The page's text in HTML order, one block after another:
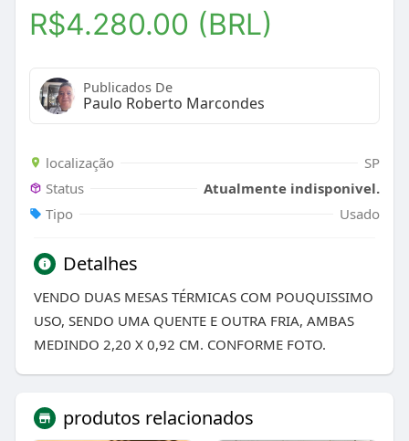
R$4.280.00 (BRL)
Publicados De
Paulo Roberto Marcondes
localização
SP
Status
Atualmente indisponivel.
Tipo
Usado
Detalhes
VENDO DUAS MESAS TÉRMICAS COM POUQUISSIMO
USO, SENDO UMA QUENTE E OUTRA FRIA, AMBAS
MEDINDO 2,20 X 0,92 CM. CONFORME FOTO.
produtos relacionados